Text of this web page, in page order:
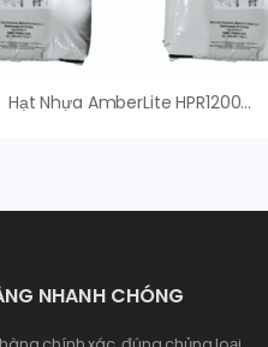
Hạt Nhựa AmberLite HPR1200 H – Chính Hãng
NHANH CHÓNG